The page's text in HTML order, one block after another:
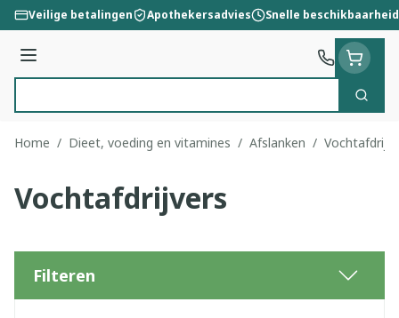
Ga naar de inhoud
Veilige betalingen Apothekersadvies Snelle beschikbaarheid
Menu
Zoek
Home / Dieet, voeding en vitamines / Afslanken /
Vochtafdrijvers
Filteren